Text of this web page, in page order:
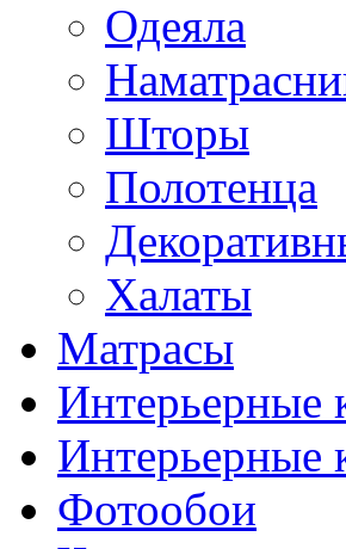
Одеяла
Шторы
Полотенца
Халаты
Матрасы
Интерьерные
Интерьерные
Фотообои